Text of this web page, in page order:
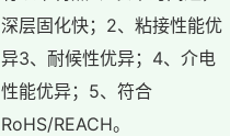
深层固化快；2、粘接性能优
异3、耐候性优异；4、介电
性能优异；5、符合
RoHS/REACH。